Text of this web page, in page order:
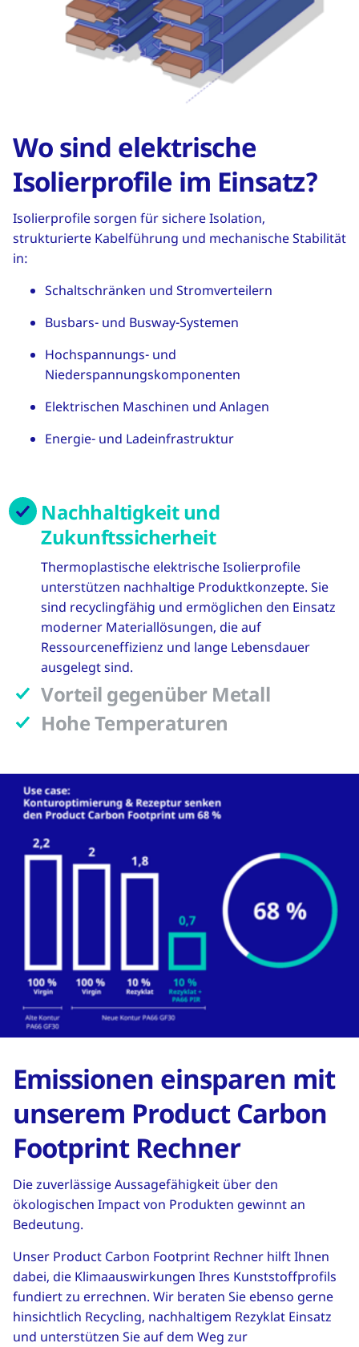
Wo sind elektrische
Isolierprofile im Einsatz?
Isolierprofile sorgen für sichere Isolation,
strukturierte Kabelführung und mechanische Stabilität
in:
Schaltschränken und Stromverteilern
Busbars- und Busway-Systemen
Hochspannungs- und
Niederspannungskomponenten
Elektrischen Maschinen und Anlagen
Energie- und Ladeinfrastruktur
Nachhaltigkeit und
Zukunftssicherheit
Thermoplastische elektrische Isolierprofile
unterstützen nachhaltige Produktkonzepte. Sie
sind recyclingfähig und ermöglichen den Einsatz
moderner Materiallösungen, die auf
Ressourceneffizienz und lange Lebensdauer
ausgelegt sind.
Vorteil gegenüber Metall
Hohe Temperaturen
Emissionen einsparen mit
unserem Product Carbon
Footprint Rechner
Die zuverlässige Aussagefähigkeit über den
ökologischen Impact von Produkten gewinnt an
Bedeutung.
Unser Product Carbon Footprint Rechner hilft Ihnen
dabei, die Klimaauswirkungen Ihres Kunststoffprofils
fundiert zu errechnen. Wir beraten Sie ebenso gerne
hinsichtlich Recycling, nachhaltigem Rezyklat Einsatz
und unterstützen Sie auf dem Weg zur